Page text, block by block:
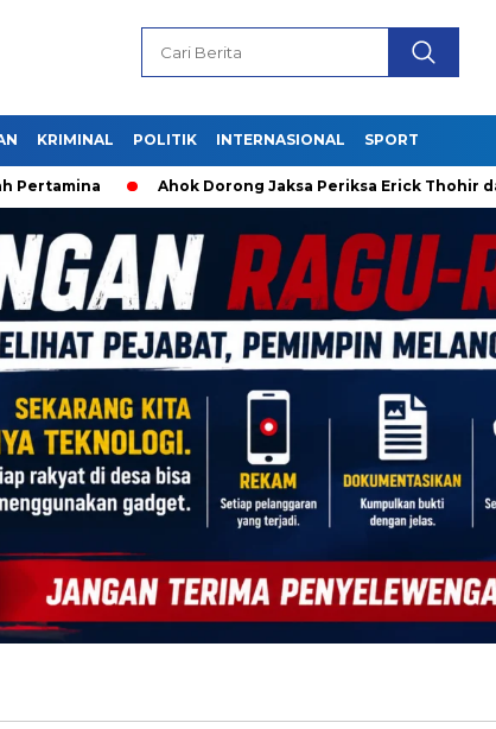
KRIMINAL POLITIK INTERNASIONAL SPORT
Ahok Dorong Jaksa Periksa Erick Thohir dan